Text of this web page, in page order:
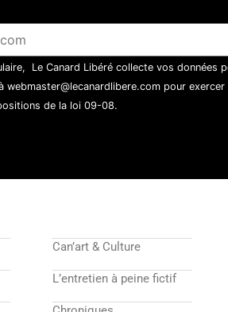
Le Canard Libéré collecte vos données
webmaster@lecanardlibere.com pour
de la loi 09-08.
Can’art & Culture
L’entretien à peine fictif